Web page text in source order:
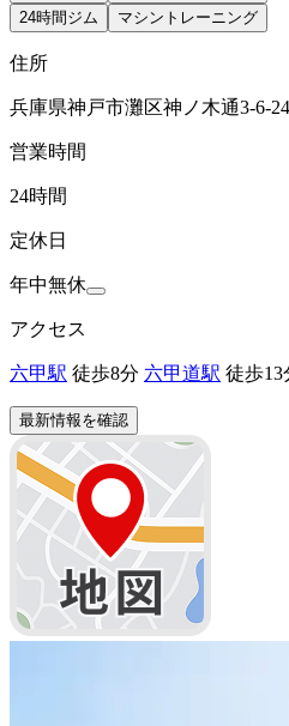
24時間ジム
マシントレーニング
住所
兵庫県神戸市灘区神ノ木通3-6-
営業時間
24時間
定休日
年中無休
アクセス
六甲駅 徒歩8分 六甲道駅 徒歩13
最新情報を確認